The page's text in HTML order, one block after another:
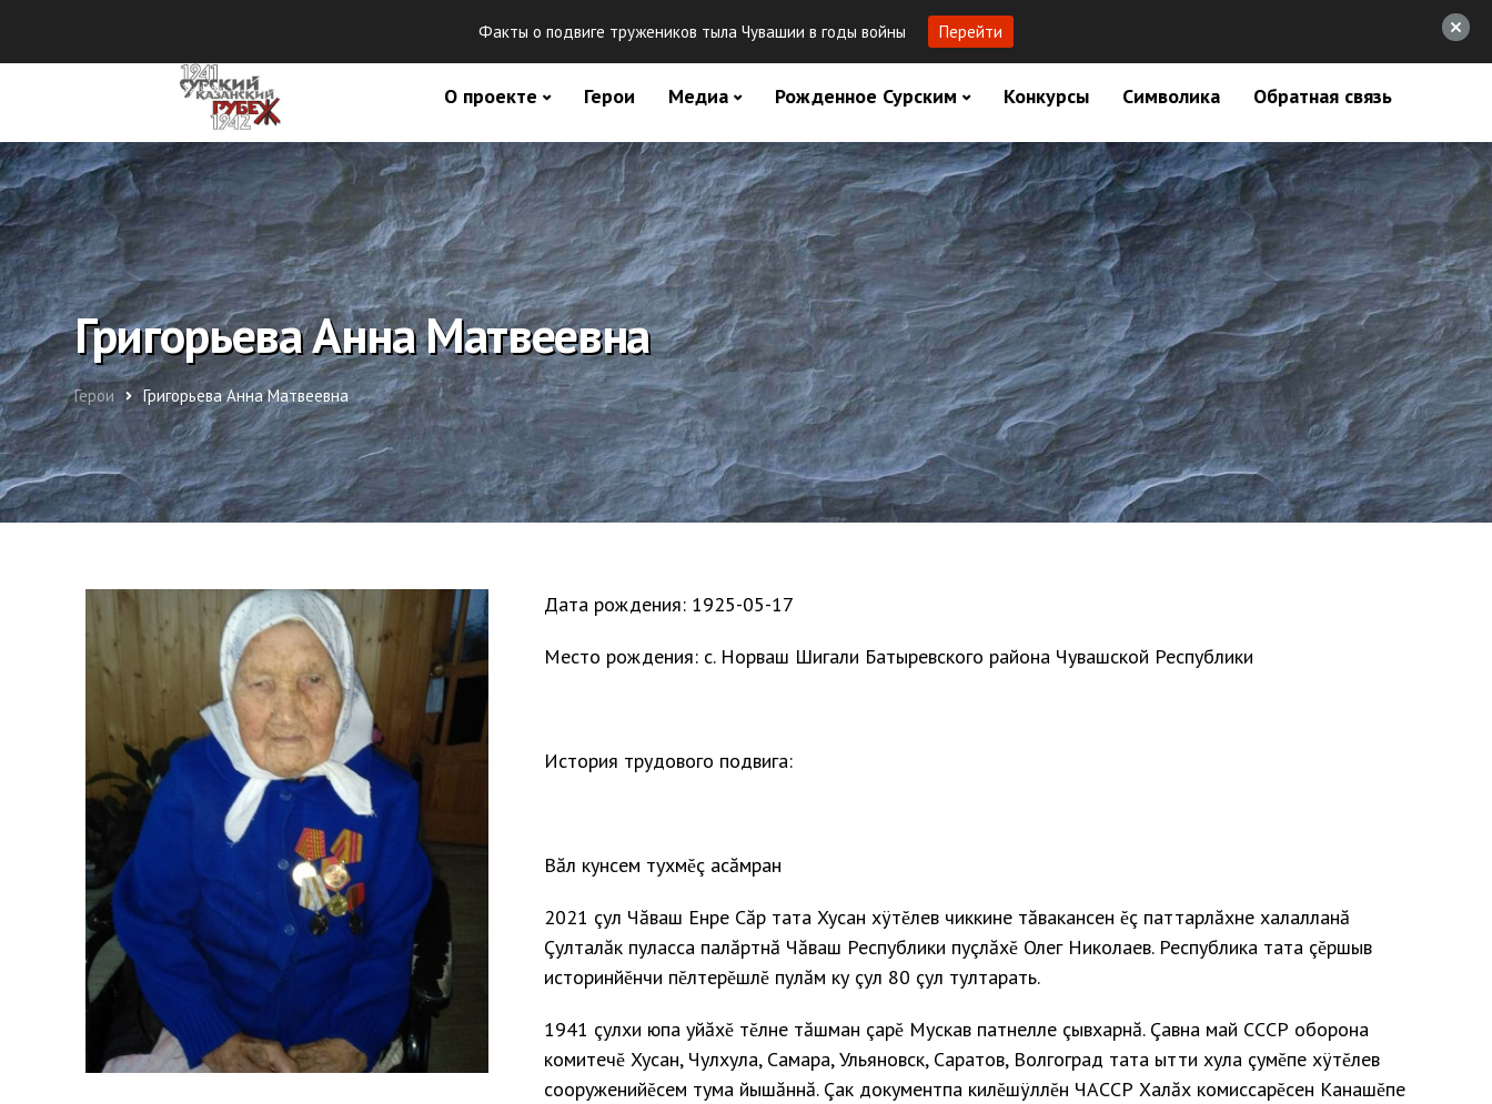
О проекте Герои Медиа Рожденное Сурским Конкурсы Символика Обратная связь
Григорьева Анна Матвеевна
Герои Григорьева Анна Матвеевна
Дата рождения: 1925-05-17
Место рождения: с. Норваш Шигали Батыревского района Чувашской Республики
История трудового подвига:
Вăл кунсем тухмĕç асăмран
2021 çул Чăваш Енре Сăр тата Хусан хÿтĕлев чиккине тăвакансен ĕç паттарлăхне халалланă
Çулталăк пуласса палăртнă Чăваш Республики пуçлăхĕ Олег Николаев. Республика тата çĕршыв
историнйĕнчи пĕлтерĕшлĕ пулăм ку çул 80 çул тултарать.
1941 çулхи юпа уйăхĕ тĕлне тăшман çарĕ Мускав патнелле çывхарнă. Çавна май СССР оборона
комитечĕ Хусан, Чулхула, Самара, Ульяновск, Саратов, Волгоград тата ытти хула çумĕпе хÿтĕлев
сооруженийĕсем тума йышăннă. Çак документпа килĕшÿллĕн ЧАССР Халăх комиссарĕсен Канашĕпе
Факты о подвиге тружеников тыла Чувашии в годы войны Перейти